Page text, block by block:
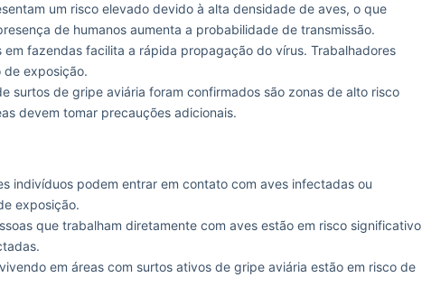
um risco elevado devido à alta densidade de aves, o que
de humanos aumenta a probabilidade de transmissão.
em fazendas facilita a rápida propagação do vírus. Trabalhadores
de exposição.
surtos de gripe aviária foram confirmados são zonas de alto risco
devem tomar precauções adicionais.
indivíduos podem entrar em contato com aves infectadas ou
exposição.
que trabalham diretamente com aves estão em risco significativo
em áreas com surtos ativos de gripe aviária estão em risco de